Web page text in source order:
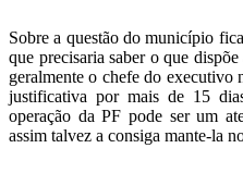
Sobre a questão do município
que precisaria saber o que
geralmente o chefe do executivo
justificativa por mais de 15
operação da PF pode ser um
assim talvez a consiga mante-la